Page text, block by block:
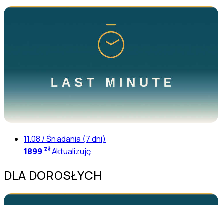
11.08 / Śniadania (7 dni)
1899 złAktualizuję
DLA DOROSŁYCH